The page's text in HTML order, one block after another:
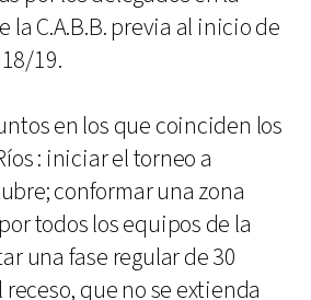
C.A.B.B. previa al inicio de
19.
en los que coinciden los
: iniciar el torneo a
conformar una zona
todos los equipos de la
una fase regular de 30
que no se extienda